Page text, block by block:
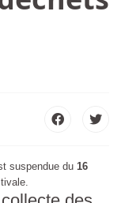
suspendue du 16